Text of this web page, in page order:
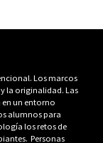
Los marcos
la originalidad. Las
en un entorno
alumnos para
los retos de
Personas